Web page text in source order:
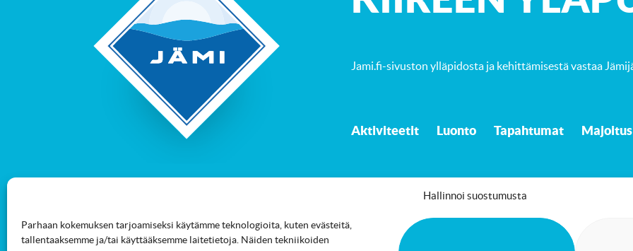
Hallinnoi suostumusta
Parhaan kokemuksen tarjoamiseksi käytämme teknologioita, kuten evästeitä,
tallentaaksemme ja/tai käyttääksemme laitetietoja. Näiden tekniikoiden
Jami.fi-sivuston ylläpidosta ja kehittämisestä vastaa
Aktiviteetit Luonto Tapahtumat Majoitus
Saavutettavuusseloste Evästekäytäntö